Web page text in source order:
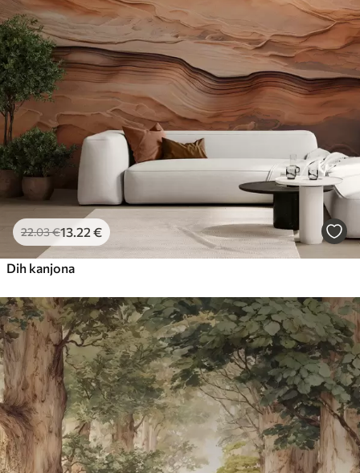
22.03€13 .22 €
Dih kanjona